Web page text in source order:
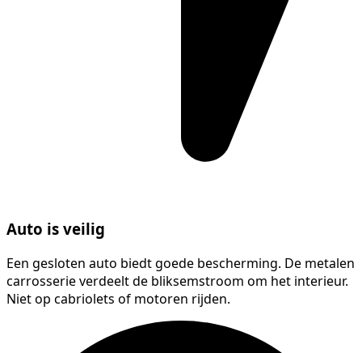
Auto is veilig
Een gesloten auto biedt goede bescherming. De metalen
carrosserie verdeelt de bliksemstroom om het interieur.
Niet op cabriolets of motoren rijden.